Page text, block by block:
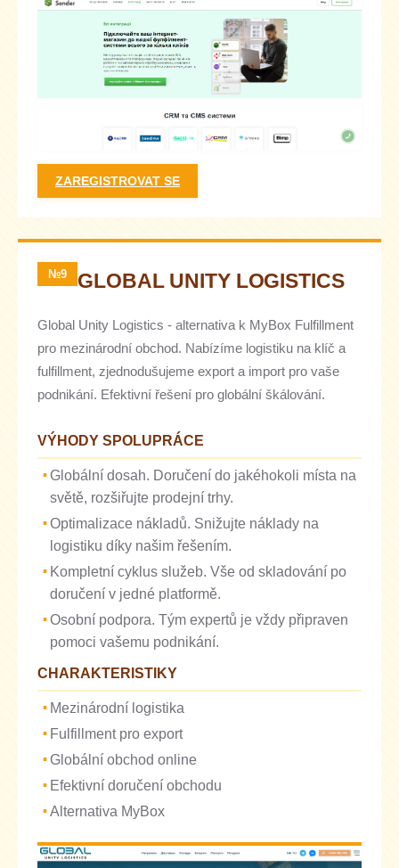
ZAREGISTROVAT SE
№9 GLOBAL UNITY LOGISTICS
Global Unity Logistics - alternativa k MyBox Fulfillment
pro mezinárodní obchod. Nabízíme logistiku na klíč a
fulfillment, zjednodušujeme export a import pro vaše
podnikání. Efektivní řešení pro globální škálování.
VÝHODY SPOLUPRÁCE
Globální dosah. Doručení do jakéhokoli místa na
světě, rozšiřujte prodejní trhy.
Optimalizace nákladů. Snižujte náklady na
logistiku díky našim řešením.
Kompletní cyklus služeb. Vše od skladování po
doručení v jedné platformě.
Osobní podpora. Tým expertů je vždy připraven
pomoci vašemu podnikání.
CHARAKTERISTIKY
Mezinárodní logistika
Fulfillment pro export
Globální obchod online
Efektivní doručení obchodu
Alternativa MyBox